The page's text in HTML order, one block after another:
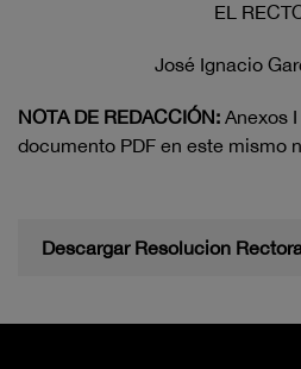
EL
José Ignacio
NOTA DE REDACCIÓN: Anexos
documento PDF en este mismo
Descargar Resolucion